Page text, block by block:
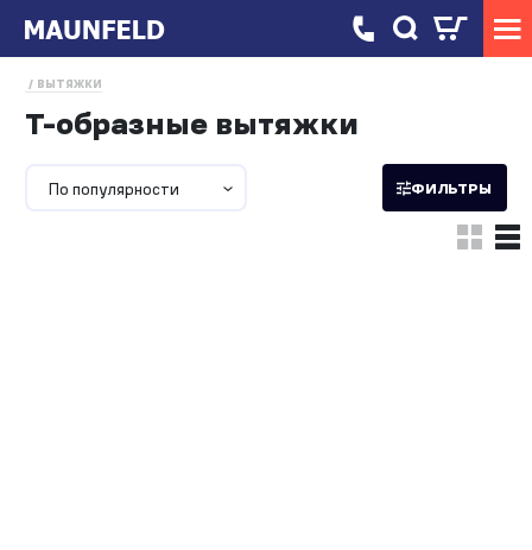
ВЫТЯЖКИ
Т-образные вытяжки
По популярности ФИЛЬТРЫ